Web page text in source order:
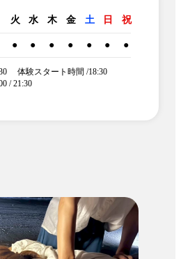
火 水 木 金 土 日 祝
● ● ● ● ● ● ●
体験スタート時間 /18:30
/ 21:30